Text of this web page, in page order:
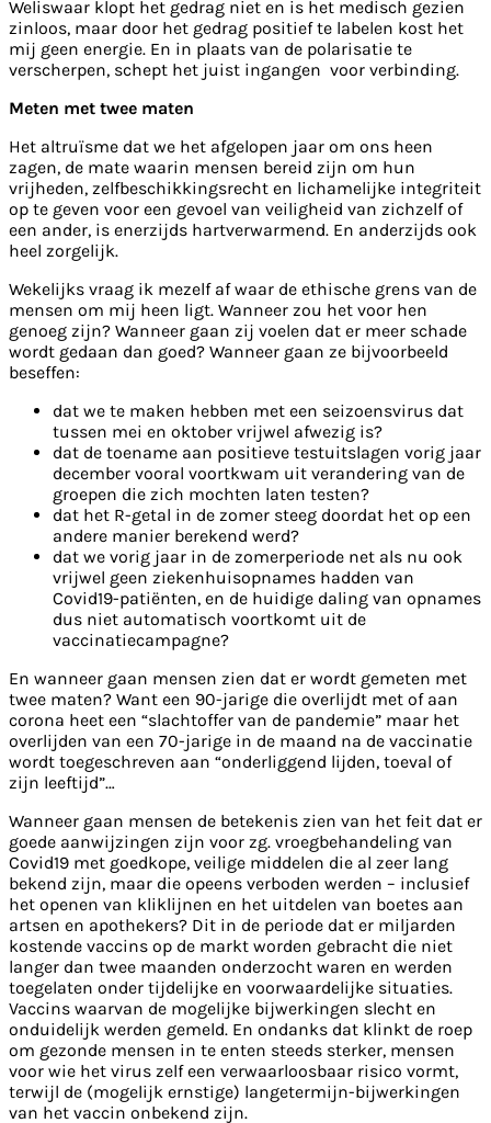
Weliswaar klopt het gedrag niet en is het medisch gezien
zinloos, maar door het gedrag positief te labelen kost het
mij geen energie. En in plaats van de polarisatie te
verscherpen, schept het juist ingangen voor verbinding.
Meten met twee maten
Het altruïsme dat we het afgelopen jaar om ons heen
zagen, de mate waarin mensen bereid zijn om hun
vrijheden, zelfbeschikkingsrecht en lichamelijke integriteit
op te geven voor een gevoel van veiligheid van zichzelf of
een ander, is enerzijds hartverwarmend. En anderzijds ook
heel zorgelijk.
Wekelijks vraag ik mezelf af waar de ethische grens van de
mensen om mij heen ligt. Wanneer zou het voor hen
genoeg zijn? Wanneer gaan zij voelen dat er meer schade
wordt gedaan dan goed? Wanneer gaan ze bijvoorbeeld
beseffen:
dat we te maken hebben met een seizoensvirus dat
tussen mei en oktober vrijwel afwezig is?
dat de toename aan positieve testuitslagen vorig jaar
december vooral voortkwam uit verandering van de
groepen die zich mochten laten testen?
dat het R-getal in de zomer steeg doordat het op een
andere manier berekend werd?
dat we vorig jaar in de zomerperiode net als nu ook
vrijwel geen ziekenhuisopnames hadden van
Covid19-patiënten, en de huidige daling van opnames
dus niet automatisch voortkomt uit de
vaccinatiecampagne?
En wanneer gaan mensen zien dat er wordt gemeten met
twee maten? Want een 90-jarige die overlijdt met of aan
corona heet een “slachtoffer van de pandemie” maar het
overlijden van een 70-jarige in de maand na de vaccinatie
wordt toegeschreven aan “onderliggend lijden, toeval of
zijn leeftijd”…
Wanneer gaan mensen de betekenis zien van het feit dat er
goede aanwijzingen zijn voor zg. vroegbehandeling van
Covid19 met goedkope, veilige middelen die al zeer lang
bekend zijn, maar die opeens verboden werden – inclusief
het openen van kliklijnen en het uitdelen van boetes aan
artsen en apothekers? Dit in de periode dat er miljarden
kostende vaccins op de markt worden gebracht die niet
langer dan twee maanden onderzocht waren en werden
toegelaten onder tijdelijke en voorwaardelijke situaties.
Vaccins waarvan de mogelijke bijwerkingen slecht en
onduidelijk werden gemeld. En ondanks dat klinkt de roep
om gezonde mensen in te enten steeds sterker, mensen
voor wie het virus zelf een verwaarloosbaar risico vormt,
terwijl de (mogelijk ernstige) langetermijn-bijwerkingen
van het vaccin onbekend zijn.